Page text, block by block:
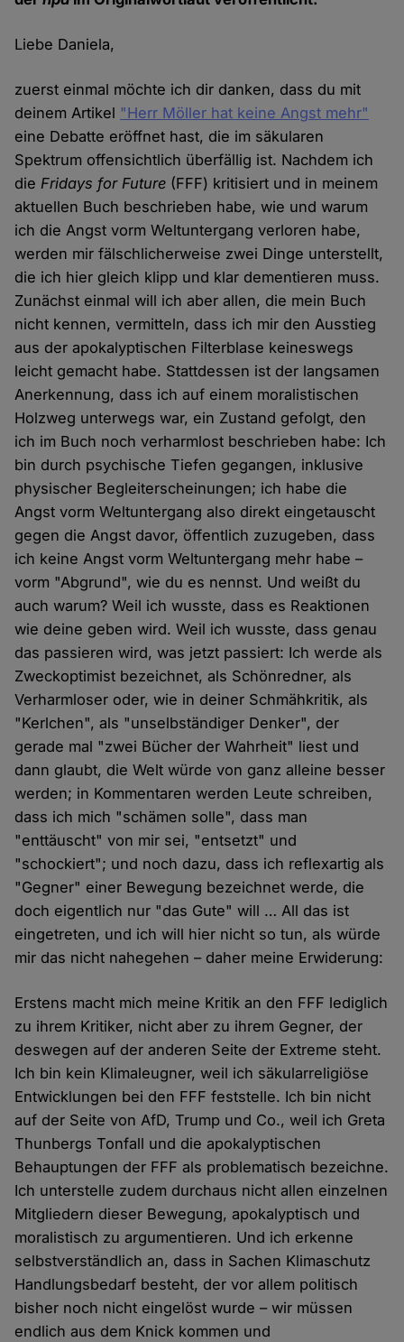
Liebe Daniela,
zuerst einmal möchte ich dir danken, dass du mit
deinem Artikel "Herr Möller hat keine Angst mehr"
eine Debatte eröffnet hast, die im säkularen
Spektrum offensichtlich überfällig ist. Nachdem ich
dieFridays for Future (FFF) kritisiert und in meinem
aktuellen Buch beschrieben habe, wie und warum
ich die Angst vorm Weltuntergang verloren habe,
werden mir fälschlicherweise zwei Dinge unterstellt,
die ich hier gleich klipp und klar dementieren muss.
Zunächst einmal will ich aber allen, die mein Buch
nicht kennen, vermitteln, dass ich mir den Ausstieg
aus der apokalyptischen Filterblase keineswegs
leicht gemacht habe. Stattdessen ist der langsamen
Anerkennung, dass ich auf einem moralistischen
Holzweg unterwegs war, ein Zustand gefolgt, den
ich im Buch noch verharmlost beschrieben habe: Ich
bin durch psychische Tiefen gegangen, inklusive
physischer Begleiterscheinungen; ich habe die
Angst vorm Weltuntergang also direkt eingetauscht
gegen die Angst davor, öffentlich zuzugeben, dass
ich keine Angst vorm Weltuntergang mehr habe –
vorm "Abgrund", wie du es nennst. Und weißt du
auch warum? Weil ich wusste, dass es Reaktionen
wie deine geben wird. Weil ich wusste, dass genau
das passieren wird, was jetzt passiert: Ich werde als
Zweckoptimist bezeichnet, als Schönredner, als
Verharmloser oder, wie in deiner Schmähkritik, als
"Kerlchen", als "unselbständiger Denker", der
gerade mal "zwei Bücher der Wahrheit" liest und
dann glaubt, die Welt würde von ganz alleine besser
werden; in Kommentaren werden Leute schreiben,
dass ich mich "schämen solle", dass man
"enttäuscht" von mir sei, "entsetzt" und
"schockiert"; und noch dazu, dass ich reflexartig als
"Gegner" einer Bewegung bezeichnet werde, die
doch eigentlich nur "das Gute" will … All das ist
eingetreten, und ich will hier nicht so tun, als würde
mir das nicht nahegehen – daher meine Erwiderung:
Erstens macht mich meine Kritik an den FFF lediglich
zu ihrem Kritiker, nicht aber zu ihrem Gegner, der
deswegen auf der anderen Seite der Extreme steht.
Ich bin kein Klimaleugner, weil ich säkularreligiöse
Entwicklungen bei den FFF feststelle. Ich bin nicht
auf der Seite von AfD, Trump und Co., weil ich Greta
Thunbergs Tonfall und die apokalyptischen
Behauptungen der FFF als problematisch bezeichne.
Ich unterstelle zudem durchaus nicht allen einzelnen
Mitgliedern dieser Bewegung, apokalyptisch und
moralistisch zu argumentieren. Und ich erkenne
selbstverständlich an, dass in Sachen Klimaschutz
Handlungsbedarf besteht, der vor allem politisch
bisher noch nicht eingelöst wurde – wir müssen
endlich aus dem Knick kommen und